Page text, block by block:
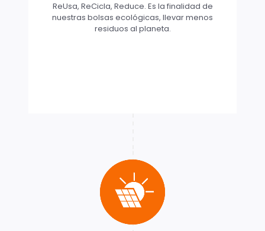
ReUsa, ReCicla, Reduce. Es la finalidad de
nuestras bolsas ecológicas, llevar menos
residuos al planeta.